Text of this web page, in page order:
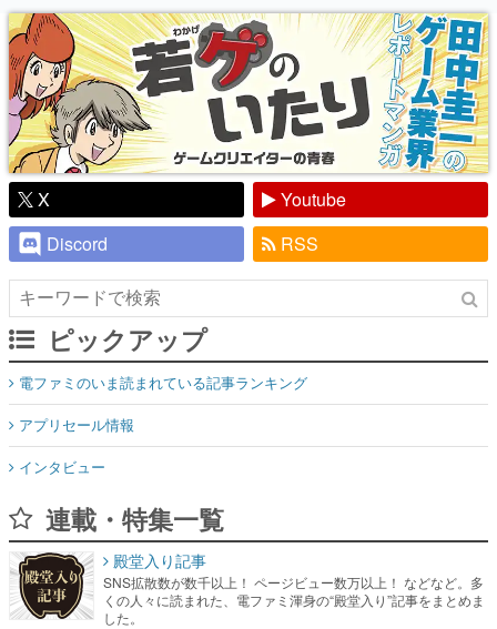
り】
X
Youtube
Discord
RSS
ピックアップ
電ファミのいま読まれている記事ランキング
アプリセール情報
インタビュー
連載・特集一覧
殿堂入り記事
SNS拡散数が数千以上！ ページビュー数万以上！ などなど。多
くの人々に読まれた、電ファミ渾身の“殿堂入り”記事をまとめま
した。